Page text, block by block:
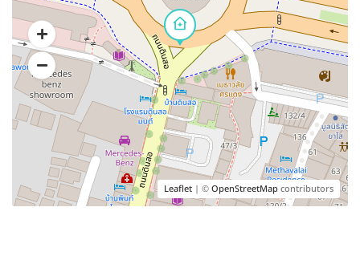
Leaflet | ©OpenStreetMapcontributors